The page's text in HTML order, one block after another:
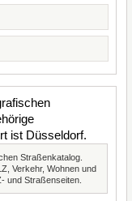
ist Düsseldorf.
Straßenkatalog.
Verkehr, Wohnen und
und Straßenseiten.